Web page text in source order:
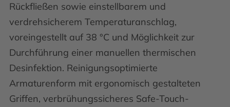
Rückfließen sowie einstellbarem und
verdrehsicherem Temperaturanschlag,
voreingestellt auf 38 °C und Möglichkeit zur
Durchführung einer manuellen thermischen
Desinfektion. Reinigungsoptimierte
Armaturenform mit ergonomisch gestalteten
Griffen, verbrühungssicheres Safe-Touch-